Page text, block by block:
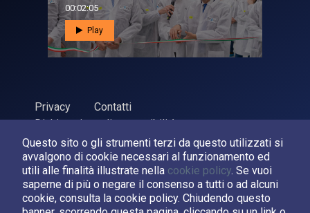
Questo sito o gli strumenti terzi da questo utilizzati si
avvalgono di cookie necessari al funzionamento ed
utili alle finalità illustrate nella cookie policy. Se vuoi
saperne di più o negare il consenso a tutti o ad alcuni
cookie, consulta la cookie policy. Chiudendo questo
00:02:05
Play
Privacy
Contatti
Dichiarazione di accessibilità
ASI Agenzia Spaziale Italiana, 2026. P.Iva 03638121008
Sviluppato daLPM
Seguici su: